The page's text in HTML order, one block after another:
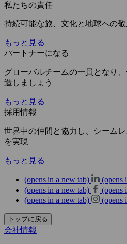
私たちの責任
持続可能な旅、文化と地球への
もっと見る
パートナーになる
グローバルチームの一員となり
造しましょう
もっと見る
採用情報
世界中の仲間と協力し、シーム
を実現
もっと見る
(opens in a new tab)
(opens
(opens in a new tab)
(opens
(opens in a new tab)
(opens
トップに戻る
会社情報